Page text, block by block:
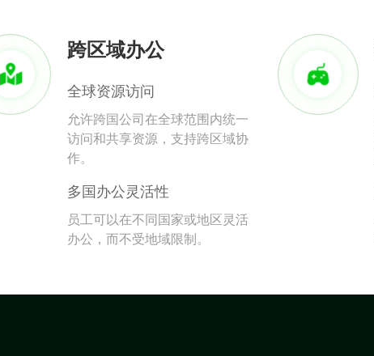
跨区域办公
全球资源访问
允许跨国公司在全球范围内统一
访问和共享资源，支持跨区域协
作。
多国办公灵活性
员工可以在不同国家或地区灵活
办公，而不受地域限制。